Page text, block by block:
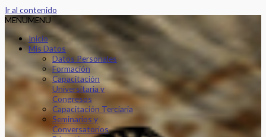
Ir al contenido
MENUMENU
Inicio
Mis Datos
Datos Personales
Formación
Capacitación
Universitaria y
Congresos
Capacitación Terciaria
Seminarios y
Conversatorios